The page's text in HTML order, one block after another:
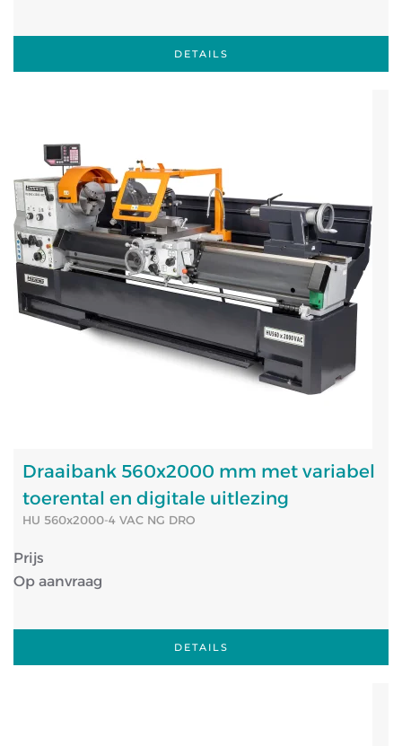
DETAILS
Draaibank 560x2000 mm met variabel
toerental en digitale uitlezing
HU 560x2000-4 VAC NG DRO
Prijs
Op aanvraag
DETAILS